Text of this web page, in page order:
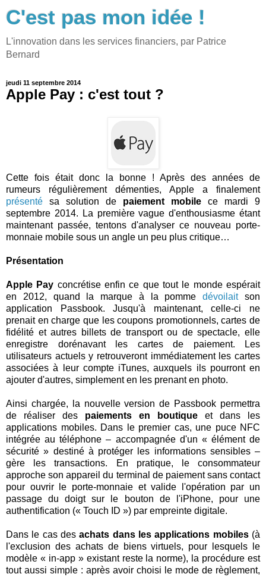
C'est pas mon idée !
L'innovation dans les services financiers, par Patrice
Bernard
jeudi 11 septembre 2014
Apple Pay : c'est tout ?
Cette fois était donc la bonne ! Après des années de
rumeurs régulièrement démenties, Apple a finalement
présenté sa solution de paiement mobile ce mardi 9
septembre 2014. La première vague d'enthousiasme étant
maintenant passée, tentons d'analyser ce nouveau porte-
monnaie mobile sous un angle un peu plus critique…
Présentation
Apple Pay concrétise enfin ce que tout le monde espérait
en 2012, quand la marque à la pommedévoilaitson
application Passbook. Jusqu'à maintenant, celle-ci ne
prenait en charge que les coupons promotionnels, cartes de
fidélité et autres billets de transport ou de spectacle, elle
enregistre dorénavant les cartes de paiement. Les
utilisateurs actuels y retrouveront immédiatement les cartes
associées à leur compte iTunes, auxquels ils pourront en
ajouter d'autres, simplement en les prenant en photo.
Ainsi chargée, la nouvelle version de Passbook permettra
de réaliser des paiements en boutique et dans les
applications mobiles. Dans le premier cas, une puce NFC
intégrée au téléphone – accompagnée d'un « élément de
sécurité » destiné à protéger les informations sensibles –
gère les transactions. En pratique, le consommateur
approche son appareil du terminal de paiement sans contact
pour ouvrir le porte-monnaie et valide l'opération par un
passage du doigt sur le bouton de l'iPhone, pour une
authentification (« Touch ID ») par empreinte digitale.
Dans le cas desachats dans les applications mobiles(à
l'exclusion des achats de biens virtuels, pour lesquels le
modèle « in-app » existant reste la norme), la procédure est
tout aussi simple : après avoir choisi le mode de règlement,